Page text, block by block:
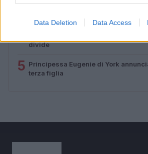
Data Deletion Data Access
3
4 divide
5 Principessa Eugenie di York
terza figlia